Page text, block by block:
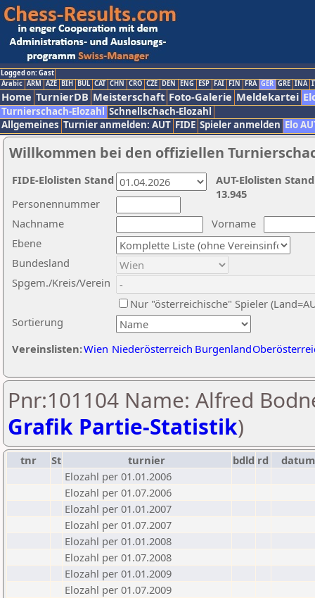
Logged on: Gast
Arabic ARM AZE BIH BUL CAT CHN CRO CZE DEN ENG ESP FAI FIN FRA GER GRE INA
Home TurnierDB Meisterschaft Foto-Galerie Meldekartei
Turnierschach-Elozahl Schnellschach-Elozahl
Allgemeines Turnier anmelden: AUT FIDE Spieler anmelden Elo
Willkommen bei den offiziellen
Nachname
Vorname
Ebene
Sortierung
Personennummer
Bundesland
Spgem./Kreis/Verein
Nur "österreichische" Spieler
Vereinslisten:Wien Niederösterreich Burgenland
AUT-Elolisten
13.945
FIDE-Elolisten Stand
Pnr:101104 Name: Alfred
Grafik Partie-Statistik)
tnr St turnier bdld rd
datum
Elozahl per 01.01.2006
Elozahl per 01.07.2006
Elozahl per 01.01.2007
Elozahl per 01.07.2007
Elozahl per 01.01.2008
Elozahl per 01.07.2008
Elozahl per 01.01.2009
Elozahl per 01.07.2009